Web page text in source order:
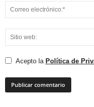
Acepto la Política de